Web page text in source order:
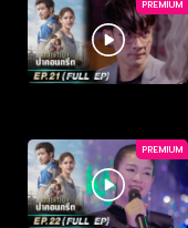
PREMIUM
PREMIUM